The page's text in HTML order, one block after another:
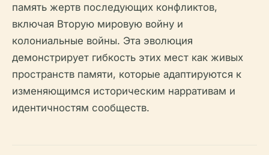
память жертв последующих конфликтов,
включая Вторую мировую войну и
колониальные войны. Эта эволюция
демонстрирует гибкость этих мест как живых
пространств памяти, которые адаптируются к
изменяющимся историческим нарративам и
идентичностям сообществ.